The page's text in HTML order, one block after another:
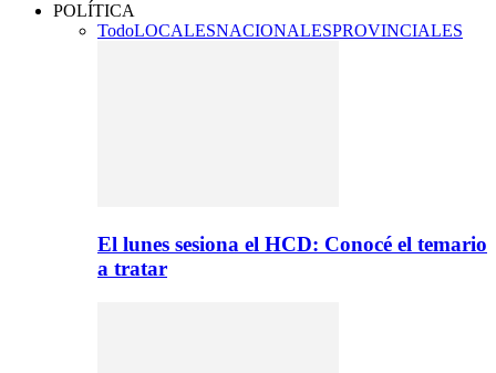
POLÍTICA
TodoLOCALESNACIONALESPROVINCIALES
El lunes sesiona el HCD: Conocé el temario
a tratar